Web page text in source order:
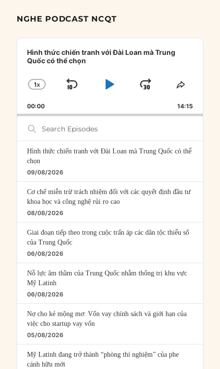
NGHE PODCAST NCQT
Audio
Player
Hình thức chiến tranh với Đài Loan mà Trung
Quốc có thể chọn
CHANGE
RATE
1X
SKIP
PLAYJUMP
FORWARD
SHARE
00:00 14:15
Search
Episodes
Hình thức chiến tranh với Đài Loan mà Trung Quốc có thể
chọn
09/08/2026
Cơ chế miễn trừ trách nhiệm đối với các quyết định đầu tư
khoa học và công nghệ rủi ro cao
08/08/2026
Giai đoạn tiếp theo trong cuộc trấn áp các dân tộc thiểu số
của Trung Quốc
06/08/2026
Nỗ lực âm thầm của Trung Quốc nhằm thống trị khu vực
Mỹ Latinh
06/08/2026
Nợ cho kẻ mộng mơ: Vốn vay chính sách và giới hạn của
việc cho startup vay vốn
05/08/2026
Mỹ Latinh đang trở thành “phòng thí nghiệm” của phe
cánh hữu mới